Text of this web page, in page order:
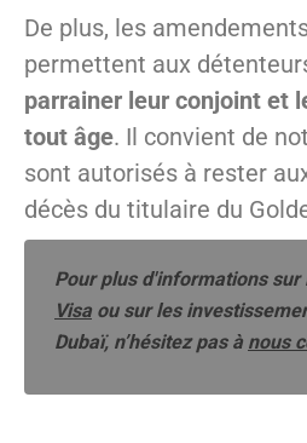
De plus, les
permettent aux
parrainer leur conjoint et
tout âge. Il convient de
sont autorisés à rester
décès du titulaire du
Pour plus d'informations sur
Visa ou sur les
Dubaï, n’hésitez pas à nous